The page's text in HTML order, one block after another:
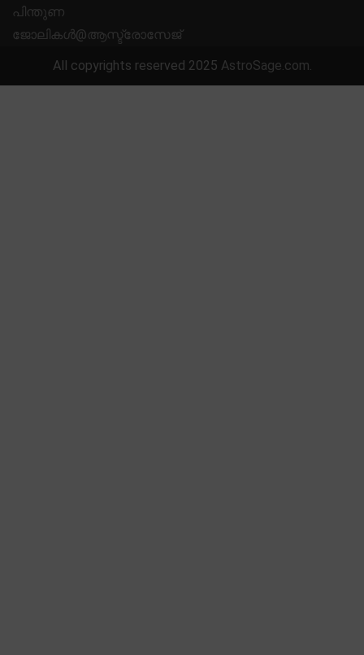
പിന്തുണ
ജോലികൾ@ആസ്ട്രോസേജ്
All copyrights reserved 2025 AstroSage.com.